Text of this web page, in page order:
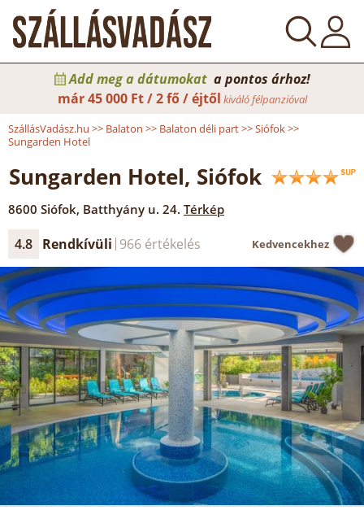
Add meg a dátumokat a pontos árhoz!
már45 000 Ft / 2 fő / éjtől kiváló félpanzióval
SzállásVadász.hu >> Balaton >> Balaton déli part>>Siófok>>
Sungarden Hotel
Sungarden Hotel, Siófok
8600 Siófok, Batthyány u. 24. Térkép
4.8 Rendkívüli 966 értékelés Kedvencekhez